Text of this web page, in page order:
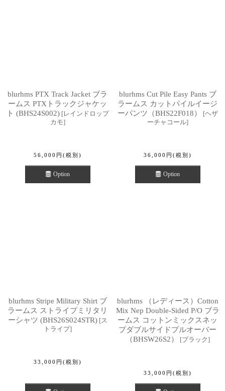
blurhms PTX Track Jacket ブラ
ームス PTXトラックジャケッ
ト (BHS24S002) [レインドロップ
カモ]
56,000 円 (税別)
Option
blurhms Cut Pile Easy Pants ブ
ラームス カットパイルイージ
ーパンツ（BHS22F018）
[ヘザ
ーチャコール]
36,000 円 (税別)
Option
blurhms Stripe Military Shirt ブ
ラームス ストライプミリタリ
ーシャツ (BHS26S024STR) [ス
トライプ]
33,000 円 (税別)
blurhms （レディース）Cotton
Mix Nep Double-Sided P/O ブラ
ームス コットンミックスネッ
プダブルサイドプルオーバー
（BHSW26S2）
[ブラック]
33,000 円 (税別)